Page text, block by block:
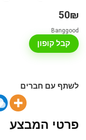
50₪
Banggood
קבל קופון
לשתף עם חברים
פרטי המבצע